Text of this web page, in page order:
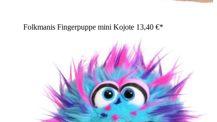
Folkmanis Fingerpuppe mini Kojote 13,40 €*